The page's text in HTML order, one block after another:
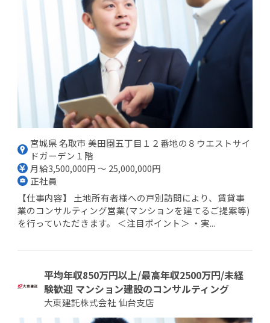
宮城県 名取市 美田園五丁目１２番地の８ウエストサイ
ドガーデン１階
月給3,500,000円 ～ 25,000,000円
正社員
【仕事内容】 土地所有者様への戸別訪問により、賃貸事
業のコンサルティング営業(マンションを建てるご提案等)
を行っていただきます。 ＜注目ポイント＞ ・実...
平均年収850万円以上/最高年収2500万円/未経
験歓迎 マンション建設のコンサルティング
大東建託株式会社 仙台支店